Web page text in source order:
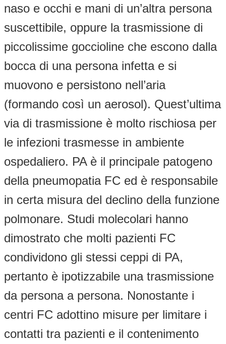
naso e occhi e mani di un’altra persona
suscettibile, oppure la trasmissione di
piccolissime goccioline che escono dalla
bocca di una persona infetta e si
muovono e persistono nell’aria
(formando così un aerosol). Quest’ultima
via di trasmissione è molto rischiosa per
le infezioni trasmesse in ambiente
ospedaliero. PA è il principale patogeno
della pneumopatia FC ed è responsabile
in certa misura del declino della funzione
polmonare. Studi molecolari hanno
dimostrato che molti pazienti FC
condividono gli stessi ceppi di PA,
pertanto è ipotizzabile una trasmissione
da persona a persona. Nonostante i
centri FC adottino misure per limitare i
contatti tra pazienti e il contenimento